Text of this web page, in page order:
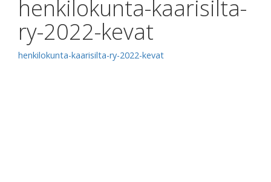
henkilokunta-kaarisilta-
ry-2022-kevat
henkilokunta-kaarisilta-ry-2022-kevat